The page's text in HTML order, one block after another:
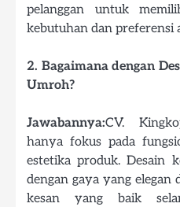
pelanggan untuk
kebutuhan dan preferensi
2. Bagaimana dengan
Umroh?
Jawabannya:CV.
hanya fokus pada
estetika produk. Desain
dengan gaya yang elegan
kesan yang baik